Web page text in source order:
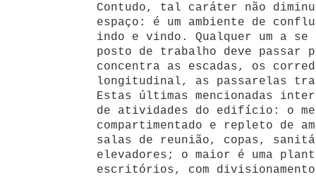
Contudo, tal caráter não
espaço: é um ambiente de
indo e vindo. Qualquer um a se
posto de trabalho deve passar
concentra as escadas, os
longitudinal, as passarelas
Estas últimas mencionadas
de atividades do edifício: o
compartimentado e repleto de
salas de reunião, copas,
elevadores; o maior é uma
escritórios, com